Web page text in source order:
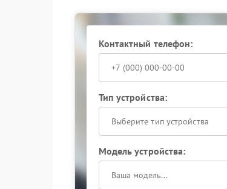
Контактный телефон:
Тип устройства:
Выберите тип устройства
Модель устройства: